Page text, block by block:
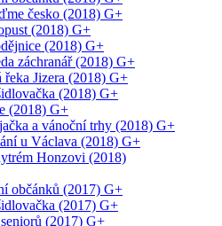
česko (2018) G+
(2018) G+
(2018) G+
záchranář (2018) G+
řeka Jizera (2018) G+
(2018) G+
(2018) G+
a vánoční trhy (2018) G+
u Václava (2018) G+
Honzovi (2018)
občánků (2017) G+
(2017) G+
(2017) G+